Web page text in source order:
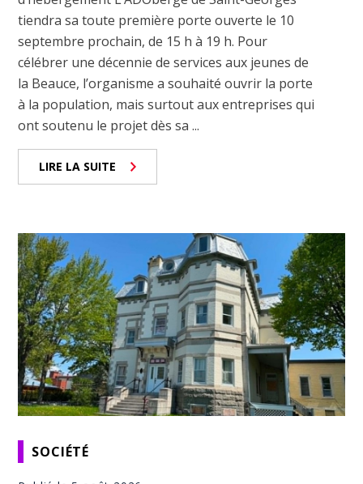
tiendra sa toute première porte ouverte le 10
septembre prochain, de 15 h à 19 h. Pour
célébrer une décennie de services aux jeunes de
la Beauce, l’organisme a souhaité ouvrir la porte
à la population, mais surtout aux entreprises qui
ont soutenu le projet dès sa ...
LIRE LA SUITE
SOCIÉTÉ